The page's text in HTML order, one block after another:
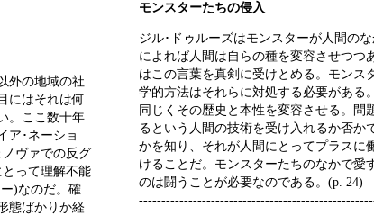
外の地域の社
にはそれは何
。ここ数十年
ア･ネーショ
ヴァでの反グ
って理解不能
)なのだ。確
態ばかりか経
モンスターたちの侵入
ジル･ドゥルーズはモンスターが人間の
によれば人間は自らの種を変容させつつ
はこの言葉を真剣に受けとめる。モンス
学的方法はそれらに対処する必要がある
同じくその歴史と本性を変容させる。問
るという人間の技術を受け入れるか否か
かを知り、それが人間にとってプラスに
けることだ。モンスターたちのなかで愛
のは闘うことが必要なのである。(p. 24)